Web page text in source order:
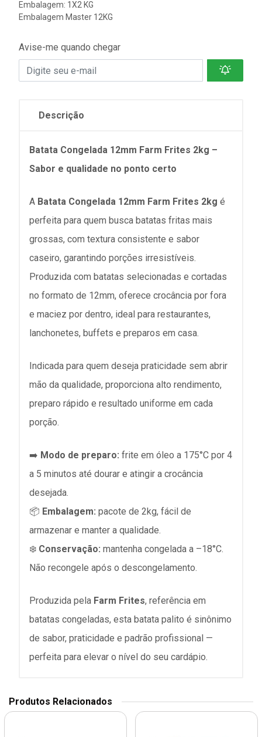
Embalagem: 1X2 KG
Embalagem Master 12KG
Avise-me quando chegar
Descrição
Batata Congelada 12mm Farm Frites 2kg –
Sabor e qualidade no ponto certo
A Batata Congelada 12mm Farm Frites 2kg é
perfeita para quem busca batatas fritas mais
grossas, com textura consistente e sabor
caseiro, garantindo porções irresistíveis.
Produzida com batatas selecionadas e cortadas
no formato de 12mm, oferece crocância por fora
e maciez por dentro, ideal para restaurantes,
lanchonetes, buffets e preparos em casa.
Indicada para quem deseja praticidade sem abrir
mão da qualidade, proporciona alto rendimento,
preparo rápido e resultado uniforme em cada
porção.
➡️ Modo de preparo: frite em óleo a 175°C por 4
a 5 minutos até dourar e atingir a crocância
desejada.
📦 Embalagem: pacote de 2kg, fácil de
armazenar e manter a qualidade.
❄️ Conservação: mantenha congelada a –18°C.
Não recongele após o descongelamento.
Produzida pela Farm Frites, referência em
batatas congeladas, esta batata palito é sinônimo
de sabor, praticidade e padrão profissional —
perfeita para elevar o nível do seu cardápio.
Produtos Relacionados